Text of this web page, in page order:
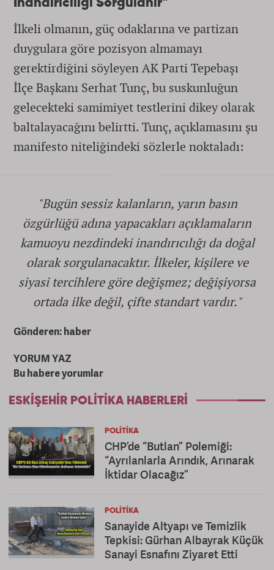
İnandırıcılığı Sorgulanır"
İlkeli olmanın, güç odaklarına ve partizan
duygulara göre pozisyon almamayı
gerektirdiğini söyleyen AK Parti Tepebaşı
İlçe Başkanı Serhat Tunç, bu suskunluğun
gelecekteki samimiyet testlerini dikey olarak
baltalayacağını belirtti. Tunç, açıklamasını şu
manifesto niteliğindeki sözlerle noktaladı:
"Bugün sessiz kalanların, yarın basın
özgürlüğü adına yapacakları açıklamaların
kamuoyu nezdindeki inandırıcılığı da doğal
olarak sorgulanacaktır. İlkeler, kişilere ve
siyasi tercihlere göre değişmez; değişiyorsa
ortada ilke değil, çifte standart vardır."
Gönderen: haber
YORUM YAZ
Bu habere yorumlar
ESKIŞEHIR POLITIKA HABERLERI
POLITIKA
CHP’de “Butlan” Polemiği:
“Ayrılanlarla Arındık, Arınarak
İktidar Olacağız”
POLITIKA
Sanayide Altyapı ve Temizlik
Tepkisi: Gürhan Albayrak Küçük
Sanayi Esnafını Ziyaret Etti